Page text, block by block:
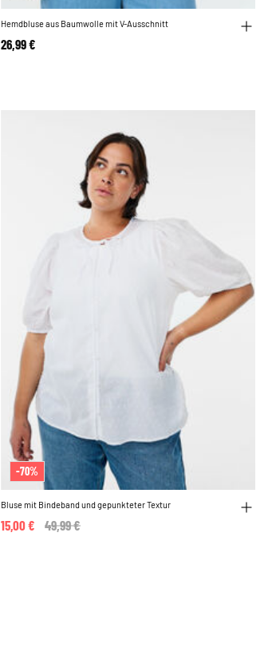
Hemdbluse aus Baumwolle mit V-Ausschnitt
26,99 €
-70%
Bluse mit Bindeband und gepunkteter Textur
Price reduced from
49,99 €
15,00 €